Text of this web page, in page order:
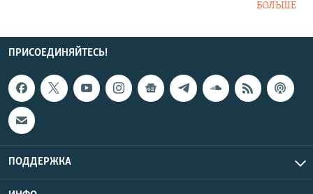
БОЛЬШЕ
ПРИСОЕДИНЯЙТЕСЬ!
ПОДДЕРЖКА